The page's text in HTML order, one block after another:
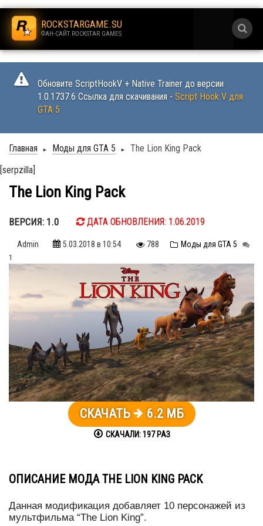
.
ROCKSTARGAME.SU
ФАН-САЙТ ROCKSTAR GAMES
.
Обновите ScriptHookV + Native Trainer до версии
1.0.1737.6 Ссылка для скачивания -Script Hook V для
GTA 5
Главная ► Моды для GTA 5 ►
The Lion King Pack
[serpzilla]
The Lion King Pack
ВЕРСИЯ: 1.0 ДАТА ОБНОВЛЕНИЯ: 1.06.2019
Admin 5.03.2018 в 10:54 788 Моды для GTA 5
1
СКАЧАТЬ 6.2 МБ
СКАЧАЛИ:197РАЗ
ОПИСАНИЕ МОДА THE LION KING PACK
Данная модификация добавляет 10 персонажей из
мультфильма “The Lion King”.